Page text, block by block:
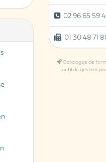
02 96 65 59
01 30 48 71
Catalogue de
outil de gestion